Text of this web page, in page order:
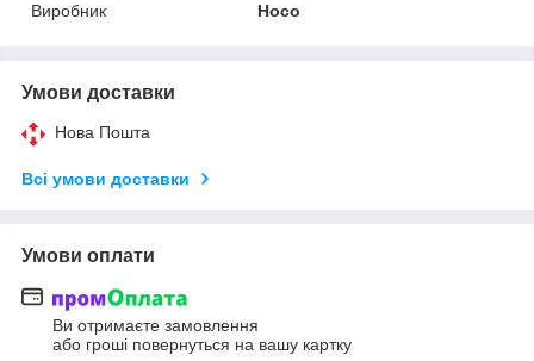
Виробник
Hoco
Умови доставки
Нова Пошта
Всі умови доставки
Умови оплати
Ви отримаєте замовлення
або гроші повернуться на вашу картку